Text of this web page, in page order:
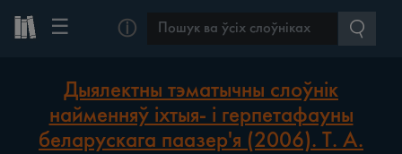
☰ ⓘ
Дыялектны тэматычны слоўнік
найменняў іхтыя- і герпетафауны
беларускага паазер'я (2006). Т. А.